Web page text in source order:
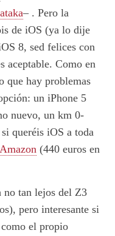
– . Pero la
de iOS (ya lo dije
8, sed felices con
aceptable. Como en
que hay problemas
un iPhone 5
nuevo, un km 0-
queréis iOS a toda
(440 euros en
no tan lejos del Z3
pero interesante si
el propio